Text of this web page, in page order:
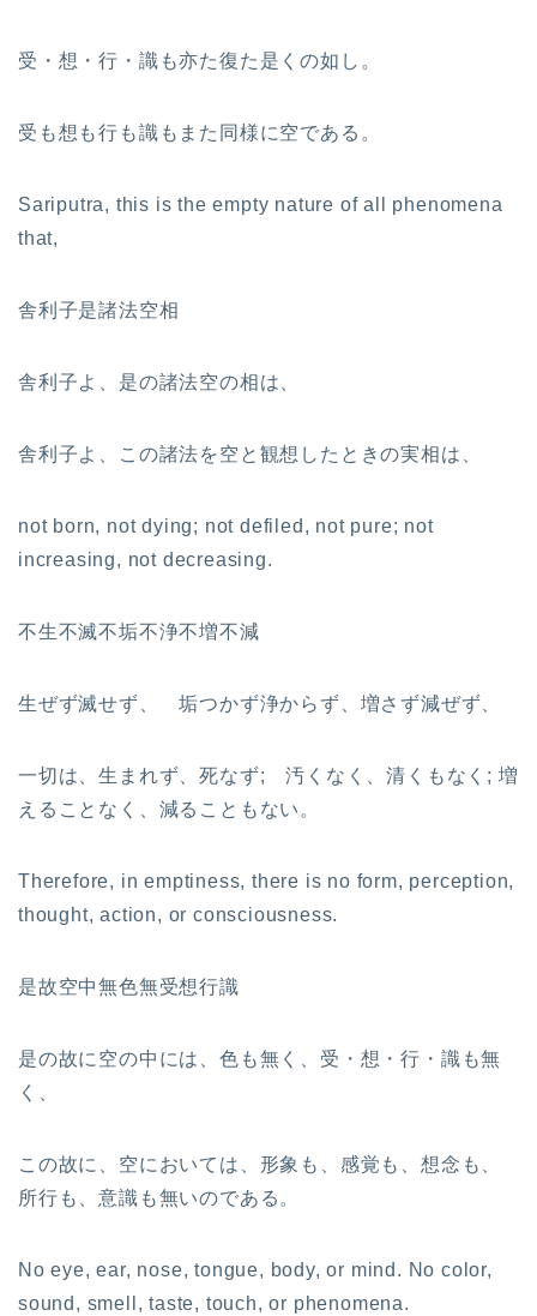
受・想・行・識も亦た復た是くの如し。
受も想も行も識もまた同様に空である。
Sariputra, this is the empty nature of all phenomena
that,
舎利子是諸法空相
舎利子よ、是の諸法空の相は、
舎利子よ、この諸法を空と観想したときの実相は、
not born, not dying; not defiled, not pure; not
increasing, not decreasing.
不生不滅不垢不浄不増不減
生ぜず滅せず、 垢つかず浄からず、増さず減ぜず、
一切は、生まれず、死なず; 汚くなく、清くもなく; 増
えることなく、減ることもない。
Therefore, in emptiness, there is no form, perception,
thought, action, or consciousness.
是故空中無色無受想行識
是の故に空の中には、色も無く、受・想・行・識も無
く、
この故に、空においては、形象も、感覚も、想念も、
所行も、意識も無いのである。
No eye, ear, nose, tongue, body, or mind. No color,
sound, smell, taste, touch, or phenomena.